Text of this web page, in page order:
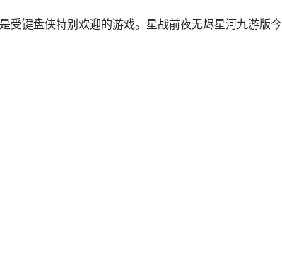
受键盘侠特别欢迎的游戏。星战前夜无烬星河九游版